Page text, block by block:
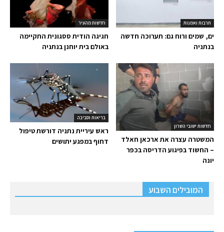
חדשות מהעיר
חגיגה הודית ססגונית התקיימה
באולם בית יוחנן בנתניה
תרבות ואמנות
ים, שמים ורוח גם: תערוכה חדשה
בנתניה
בריאות וסביבה
ראש עיריית נתניה דורשת טיפול
דחוף במפגע יתושים
חדשות ישובי השרון
המשטרה עצרה את ארכאן חאלד
– החשוד בפיגוע הדריסה בכפר
יונה
המובילים השבוע